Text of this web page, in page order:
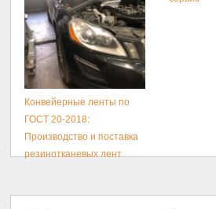
Конвейерные ленты по
ГОСТ 20-2018:
Производство и поставка
резинотканевых лент